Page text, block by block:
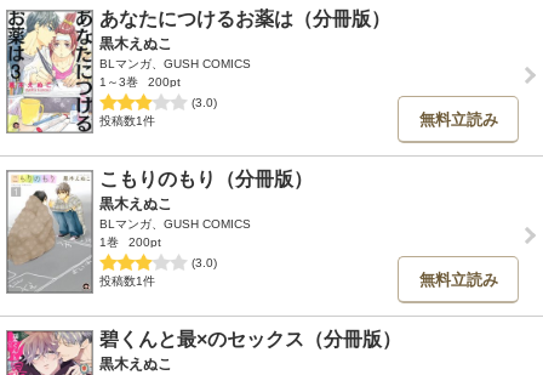
あなたにつけるお薬は（分冊版）
黒木えぬこ
BLマンガ、GUSH COMICS
1～3巻
200pt
(3.0)
投稿数1件
無料立読み
こもりのもり（分冊版）
黒木えぬこ
BLマンガ、GUSH COMICS
1巻
200pt
(3.0)
投稿数1件
無料立読み
碧くんと最×のセックス（分冊版）
黒木えぬこ